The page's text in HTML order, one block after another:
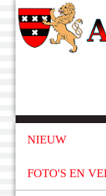
NIEUW
FOTO'S EN